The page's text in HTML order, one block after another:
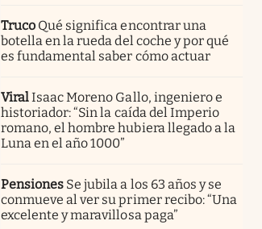
Truco Qué significa encontrar una
botella en la rueda del coche y por qué
es fundamental saber cómo actuar
ViralIsaac Moreno Gallo, ingeniero e
historiador: “Sin la caída del Imperio
romano, el hombre hubiera llegado a la
Luna en el año 1000”
Pensiones Se jubila a los 63 años y se
conmueve al ver su primer recibo: “Una
excelente y maravillosa paga”